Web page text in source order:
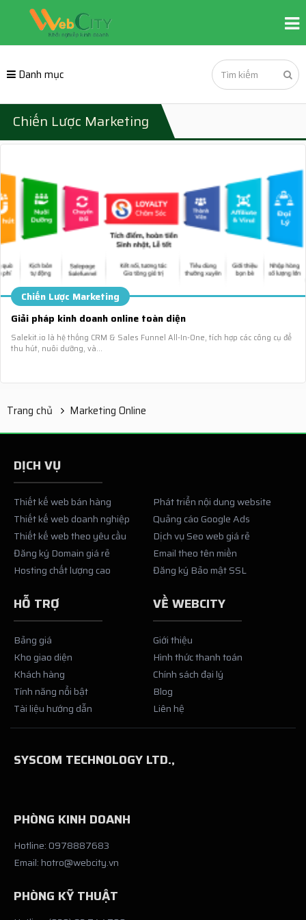
Danh mục
Chiến Lược Marketing
Chiến Lược Marketing
Giải pháp kinh doanh online toàn diện
Salekit.io là hệ thống CRM & Sales Funnel All-In-One, tích hợp các công cụ để
thu hút, nuôi dưỡng, và...
Trang chủ Marketing Online
DỊCH VỤ
Thiết kế web bán hàng
Thiết kế web doanh nghiệp
Thiết kế web theo yêu cầu
Đăng ký Domain giá rẻ
Hosting chất lượng cao
Phát triển nội dung website
Quảng cáo Google Ads
Dịch vụ Seo web giá rẻ
Email theo tên miền
Đăng ký Bảo mật SSL
HỖ TRỢ
Bảng giá
Kho giao diện
Khách hàng
Tính năng nổi bật
Tài liệu hướng dẫn
VỀ WEBCITY
Giới thiệu
Hình thức thanh toán
Chính sách đại lý
Blog
Liên hệ
SYSCOM TECHNOLOGY LTD.,
PHÒNG KINH DOANH
Hotline: 0978887683
Email: hotro@webcity.vn
PHÒNG KỸ THUẬT